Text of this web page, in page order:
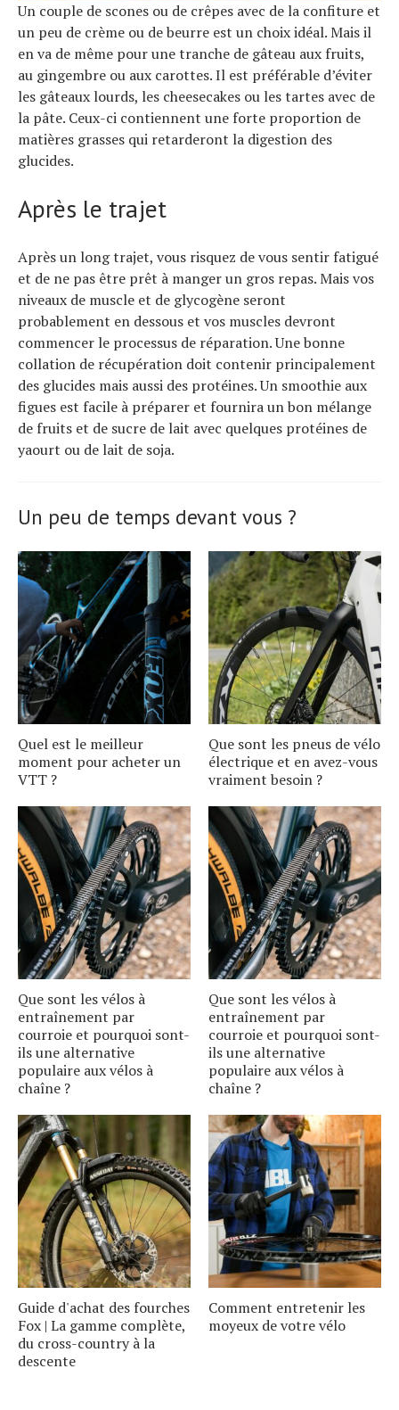
Un couple de scones ou de crêpes avec de la confiture et
un peu de crème ou de beurre est un choix idéal. Mais il
en va de même pour une tranche de gâteau aux fruits,
au gingembre ou aux carottes. Il est préférable d’éviter
les gâteaux lourds, les cheesecakes ou les tartes avec de
la pâte. Ceux-ci contiennent une forte proportion de
matières grasses qui retarderont la digestion des
glucides.
Après le trajet
Après un long trajet, vous risquez de vous sentir fatigué
et de ne pas être prêt à manger un gros repas. Mais vos
niveaux de muscle et de glycogène seront
probablement en dessous et vos muscles devront
commencer le processus de réparation. Une bonne
collation de récupération doit contenir principalement
des glucides mais aussi des protéines. Un smoothie aux
figues est facile à préparer et fournira un bon mélange
de fruits et de sucre de lait avec quelques protéines de
yaourt ou de lait de soja.
Un peu de temps devant vous ?
Quel est le meilleur
moment pour acheter un
VTT ?
Que sont les pneus de vélo
électrique et en avez-vous
vraiment besoin ?
Que sont les vélos à
entraînement par
courroie et pourquoi sont-
ils une alternative
populaire aux vélos à
chaîne ?
Que sont les vélos à
entraînement par
courroie et pourquoi sont-
ils une alternative
populaire aux vélos à
chaîne ?
Guide d'achat des fourches
Fox | La gamme complète,
du cross-country à la
descente
Comment entretenir les
moyeux de votre vélo